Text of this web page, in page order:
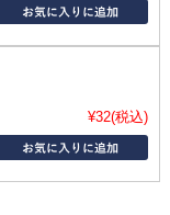
¥32(税込)